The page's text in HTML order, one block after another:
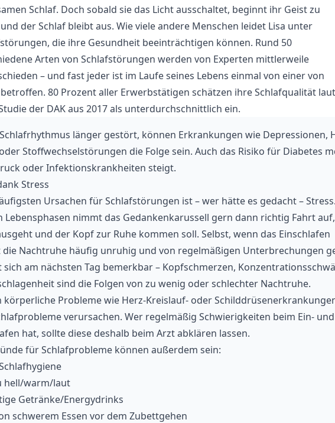
Schlaf. Doch sobald sie das Licht ausschaltet, beginnt ihr Geist zu
der Schlaf bleibt aus. Wie viele andere Menschen leidet Lisa unter
die ihre Gesundheit beeinträchtigen können. Rund 50
Arten von Schlafstörungen werden von Experten mittlerweile
– und fast jeder ist im Laufe seines Lebens einmal von einer von
80 Prozent aller Erwerbstätigen schätzen ihre Schlafqualität laut
der DAK aus 2017 als unterdurchschnittlich ein.
länger gestört, können Erkrankungen wie Depressionen,
Stoffwechselstörungen die Folge sein. Auch das Risiko für Diabetes
oder Infektionskrankheiten steigt.
Stress
Ursachen für Schlafstörungen ist – wer hätte es gedacht –
Lebensphasen nimmt das Gedankenkarussell gern dann richtig Fahrt
und der Kopf zur Ruhe kommen soll. Selbst, wenn das Einschlafen
die Nachtruhe häufig unruhig und von regelmäßigen Unterbrechungen
sich am nächsten Tag bemerkbar – Kopfschmerzen,
sind die Folgen von zu wenig oder schlechter Nachtruhe.
körperliche Probleme wie Herz-Kreislauf- oder
verursachen. Wer regelmäßig Schwierigkeiten beim Ein- und
hat, sollte diese deshalb beim Arzt abklären lassen.
für Schlafprobleme können außerdem sein:
hell/warm/laut
Getränke/Energydrinks
schwerem Essen vor dem Zubettgehen